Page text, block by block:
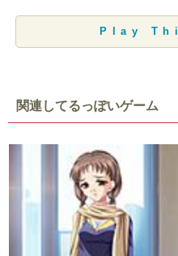
Play
関連してるっぽいゲーム